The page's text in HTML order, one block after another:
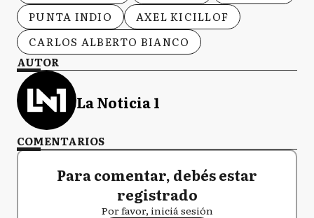
PUNTA INDIO
AXEL KICILLOF
CARLOS ALBERTO BIANCO
AUTOR
La Noticia 1
COMENTARIOS
Para comentar, debés estar
registrado
Por favor, iniciá sesión